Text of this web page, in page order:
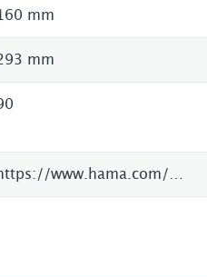
mm
mm